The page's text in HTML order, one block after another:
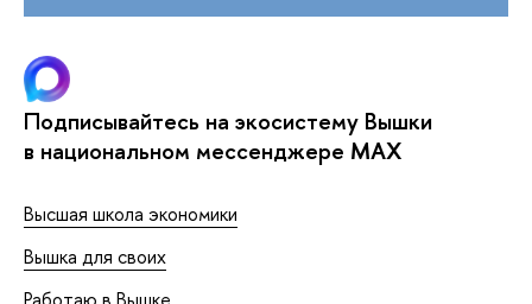
Подписывайтесь на экосистему Вышки
в национальном мессенджере MAX
Высшая школа экономики
Вышка для своих